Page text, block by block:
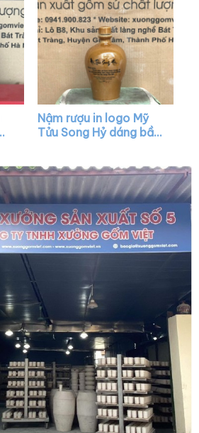
Nậm rượu in logo Mỹ
Tửu Song Hỷ dáng bầu